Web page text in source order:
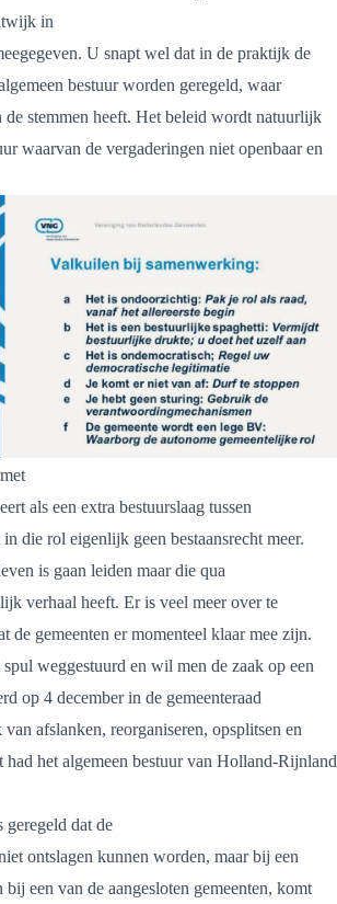
in
U snapt wel dat in de praktijk de
bestuur worden geregeld, waar
stemmen heeft. Het beleid wordt natuurlijk
waarvan de vergaderingen niet openbaar en
als een extra bestuurslaag tussen
die rol eigenlijk geen bestaansrecht meer.
is gaan leiden maar die qua
verhaal heeft. Er is veel meer over te
de gemeenten er momenteel klaar mee zijn.
weggestuurd en wil men de zaak op een
op 4 december in de gemeenteraad
afslanken, reorganiseren, opsplitsen en
het algemeen bestuur van Holland-Rijnland
geregeld dat de
ontslagen kunnen worden, maar bij een
een van de aangesloten gemeenten, komt